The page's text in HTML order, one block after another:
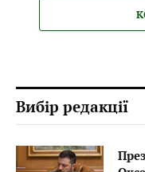
Вибір редакції